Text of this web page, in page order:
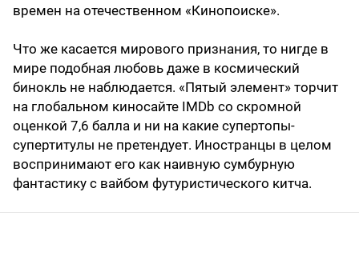
времен на отечественном «Кинопоиске».
Что же касается мирового признания, то нигде в
мире подобная любовь даже в космический
бинокль не наблюдается. «Пятый элемент» торчит
на глобальном киносайте IMDb со скромной
оценкой 7,6 балла и ни на какие супертопы-
супертитулы не претендует. Иностранцы в целом
воспринимают его как наивную сумбурную
фантастику с вайбом футуристического китча.